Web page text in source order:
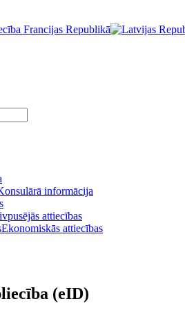
informācija
attiecības
Ekonomiskās attiecības
(eID)